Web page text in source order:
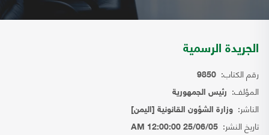
الجريدة الرسمية
رقم الكتاب: 9850
المؤلف: رئيس الجمهورية
الناشر: وزارة الشؤون القانونية [اليمن]
تاريخ النشر: 25/06/05 12:00:00 AM